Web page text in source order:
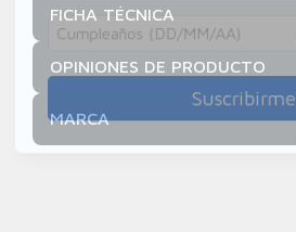
FICHA TÉCNICA
OPINIONES DE PRODUCTO
MARCA
Suscribirme